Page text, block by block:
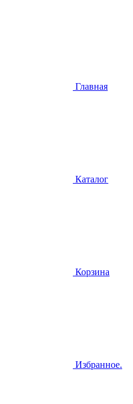
Главная
Каталог
Корзина
Избранное.